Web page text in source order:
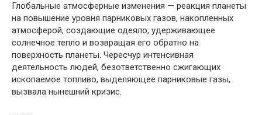
Глобальные атмосферные изменения — реакция планеты
на повышение уровня парниковых газов, накопленных
атмосферой, создающие одеяло, удерживающее
солнечное тепло и возвращая его обратно на
поверхность планеты. Чересчур интенсивная
деятельность людей, безответственно сжигающих
ископаемое топливо, выделяющее парниковые газы,
вызвала нынешний кризис.